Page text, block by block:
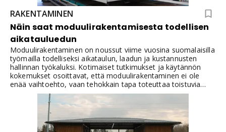
RAKENTAMINEN
Näin saat moduulirakentamisesta todellisen
aikatauluedun
Moduulirakentaminen on noussut viime vuosina suomalaisilla
työmailla todelliseksi aikataulun, laadun ja kustannusten
hallinnan työkaluksi. Kotimaiset tutkimukset ja käytännön
kokemukset osoittavat, että moduulirakentaminen ei ole
enää vaihtoehto, vaan tehokkain tapa toteuttaa toistuvia
rakenteita.Ylläksellä nähtiin tänä syksynä konkreettinen
esimerkki: koko majoitusmoduulikylä nousi vain viidessä
viikossa, ja useampi kunta ilmoitti heti kiinnostuksensa
vastaavasta ratkaisusta. Tapaus osoittaa, miten teollinen
rakentaminen alkaa vihdoin lunastaa lupauksensa myös